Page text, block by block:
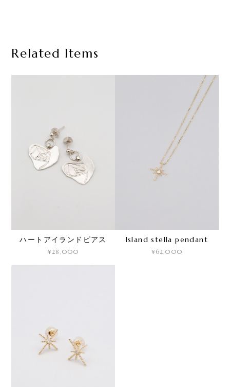
Related Items
ハートアイランドピアス
¥28,000
Island stella pendant
¥62,000